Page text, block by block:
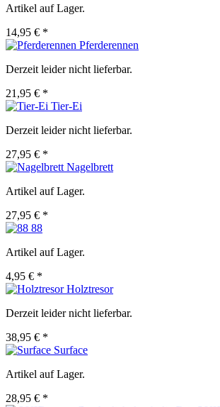
Artikel auf Lager.
14,95 € *
Pferderennen
Derzeit leider nicht lieferbar.
21,95 € *
Tier-Ei
Derzeit leider nicht lieferbar.
27,95 € *
Nagelbrett
Artikel auf Lager.
27,95 € *
88
Artikel auf Lager.
4,95 € *
Holztresor
Derzeit leider nicht lieferbar.
38,95 € *
Surface
Artikel auf Lager.
28,95 € *